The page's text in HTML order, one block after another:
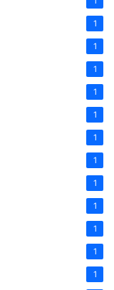
1
1
1
1
1
1
1
1
1
1
1
1